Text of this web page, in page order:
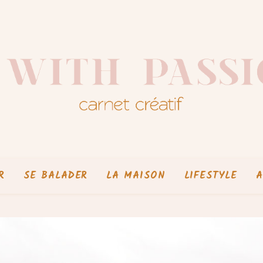
SE BALADER LA MAISON LIFESTYLE